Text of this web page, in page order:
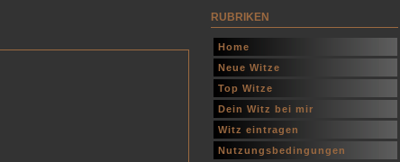
RUBRIKEN
Home
Neue Witze
Top Witze
Dein Witz bei mir
Witz eintragen
Nutzungsbedingungen